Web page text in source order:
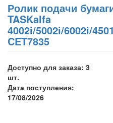
Ролик подачи
TASKalfa
4002i/5002i/6002i/
CET7835
Доступно для заказа: 3
шт.
Дата поступления:
17/08/2026